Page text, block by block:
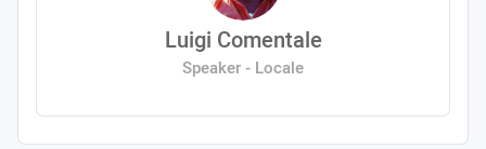
Luigi Comentale
Speaker - Locale